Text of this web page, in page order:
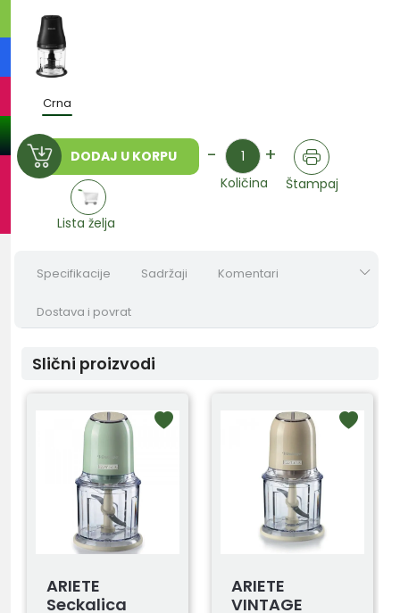
Crna
DODAJ U KORPU - Količina +
Količina Štampaj
Lista želja
Specifikacije Sadržaji Komentari
Dostava i povrat
Slični proizvodi
ARIETE
Seckalica
ARIETE
VINTAGE